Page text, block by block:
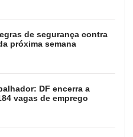
de segurança contra
próxima semana
DF encerra a
vagas de emprego